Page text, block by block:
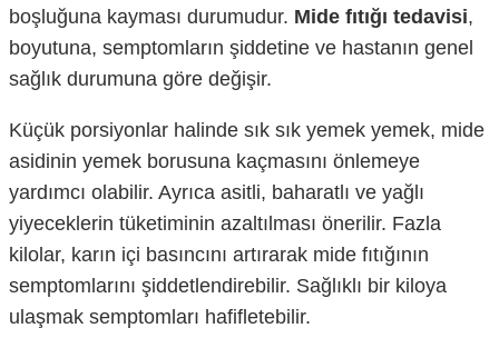
boşluğuna kayması durumudur. Mide fıtığı tedavisi,
boyutuna, semptomların şiddetine ve hastanın genel
sağlık durumuna göre değişir.
Küçük porsiyonlar halinde sık sık yemek yemek, mide
asidinin yemek borusuna kaçmasını önlemeye
yardımcı olabilir. Ayrıca asitli, baharatlı ve yağlı
yiyeceklerin tüketiminin azaltılması önerilir. Fazla
kilolar, karın içi basıncını artırarak mide fıtığının
semptomlarını şiddetlendirebilir. Sağlıklı bir kiloya
ulaşmak semptomları hafifletebilir.